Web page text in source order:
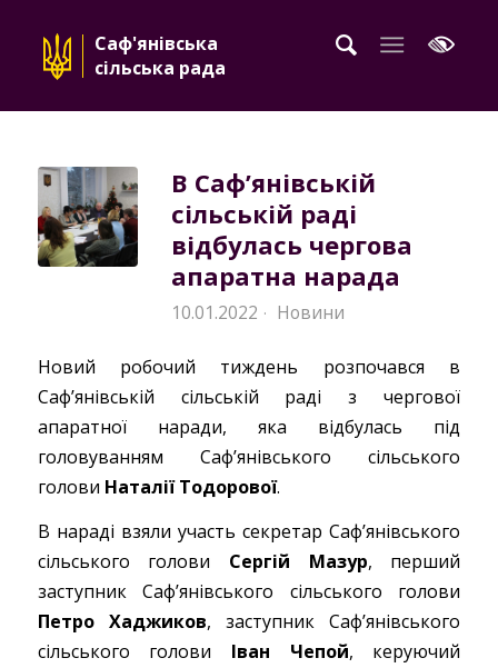
Саф'янівська
сільська рада
В Саф’янівській
сільській раді
відбулась чергова
апаратна нарада
10.01.2022 · Новини
Новий робочий тиждень розпочався в
Саф’янівській сільській раді з чергової
апаратної наради, яка відбулась під
головуванням Саф’янівського сільського
голови Наталії Тодорової.
В нараді взяли участь секретар Саф’янівського
сільського голови Сергій Мазур, перший
заступник Саф’янівського сільського голови
Петро Хаджиков, заступник Саф’янівського
сільського голови Іван Чепой, керуючий